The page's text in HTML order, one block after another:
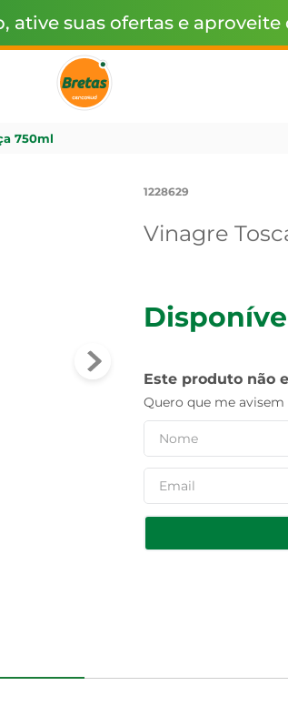
ative suas ofertas e aproveite
750ml
1228629
Vinagre
Este produto não
Quero que me